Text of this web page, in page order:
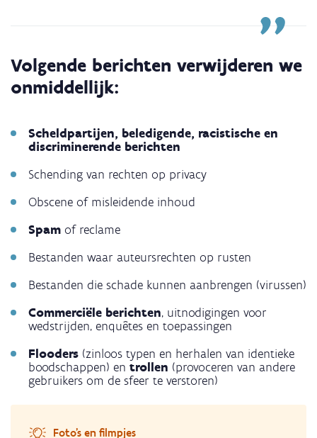
Volgende berichten verwijderen we
onmiddellijk:
Scheldpartijen, beledigende, racistische en
discriminerende berichten
Schending van rechten op privacy
Obscene of misleidende inhoud
Spam of reclame
Bestanden waar auteursrechten op rusten
Bestanden die schade kunnen aanbrengen (virussen)
Commerciële berichten, uitnodigingen voor
wedstrijden, enquêtes en toepassingen
Flooders (zinloos typen en herhalen van identieke
boodschappen) en trollen (provoceren van andere
gebruikers om de sfeer te verstoren)
Foto’s en filmpjes